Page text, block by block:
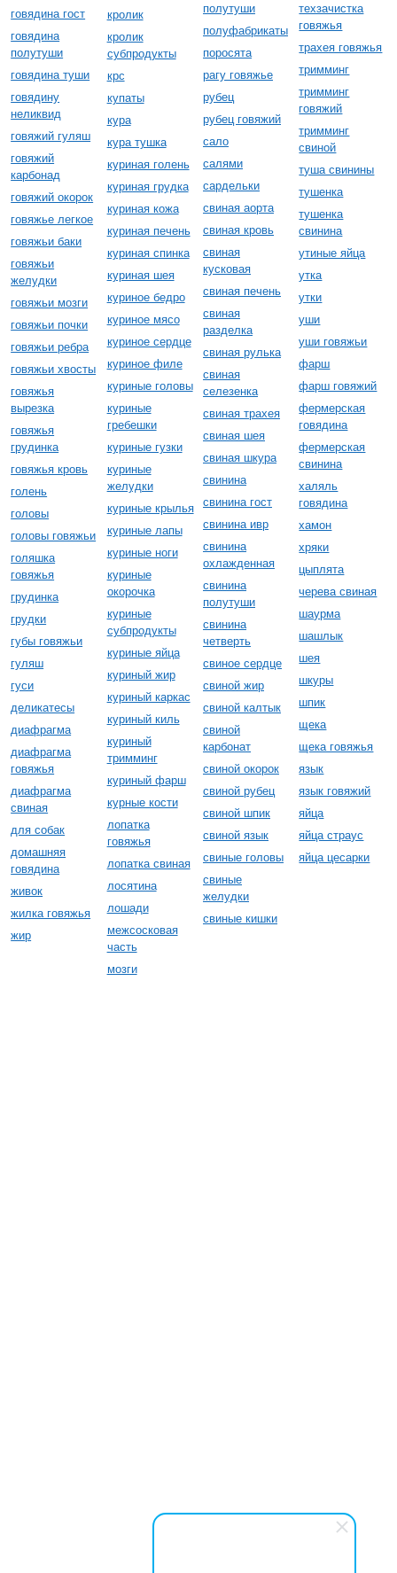
говядина гост
говядина
полутуши
говядина туши
говядину
неликвид
говяжий гуляш
говяжий
карбонад
говяжий окорок
говяжье легкое
говяжьи баки
говяжьи
желудки
говяжьи мозги
говяжьи почки
говяжьи ребра
говяжьи хвосты
говяжья
вырезка
говяжья
грудинка
говяжья кровь
голень
головы
головы говяжьи
голяшка
говяжья
грудинка
грудки
губы говяжьи
гуляш
гуси
деликатесы
диафрагма
диафрагма
говяжья
диафрагма
свиная
для собак
домашняя
говядина
живок
жилка говяжья
жир
кролик
кролик
субпродукты
крс
купаты
кура
кура тушка
куриная голень
куриная грудка
куриная кожа
куриная печень
куриная спинка
куриная шея
куриное бедро
куриное мясо
куриное сердце
куриное филе
куриные головы
куриные
гребешки
куриные гузки
куриные
желудки
куриные крылья
куриные лапы
куриные ноги
куриные
окорочка
куриные
субпродукты
куриные яйца
куриный жир
куриный каркас
куриный киль
куриный
тримминг
куриный фарш
курные кости
лопатка
говяжья
лопатка свиная
лосятина
лошади
межсосковая
часть
мозги
полутуши
полуфабрикаты
поросята
рагу говяжье
рубец
рубец говяжий
сало
салями
сардельки
свиная аорта
свиная кровь
свиная
кусковая
свиная печень
свиная
разделка
свиная рулька
свиная
селезенка
свиная трахея
свиная шея
свиная шкура
свинина
свинина гост
свинина ивр
свинина
охлажденная
свинина
полутуши
свинина
четверть
свиное сердце
свиной жир
свиной калтык
свиной
карбонат
свиной окорок
свиной рубец
свиной шпик
свиной язык
свиные головы
свиные
желудки
свиные кишки
техзачистка
говяжья
трахея говяжья
тримминг
тримминг
говяжий
тримминг
свиной
туша свинины
тушенка
тушенка
свинина
утиные яйца
утка
утки
уши
уши говяжьи
фарш
фарш говяжий
фермерская
говядина
фермерская
свинина
халяль
говядина
хамон
хряки
цыплята
черева свиная
шаурма
шашлык
шея
шкуры
шпик
щека
щека говяжья
язык
язык говяжий
яйца
яйца страус
яйца цесарки